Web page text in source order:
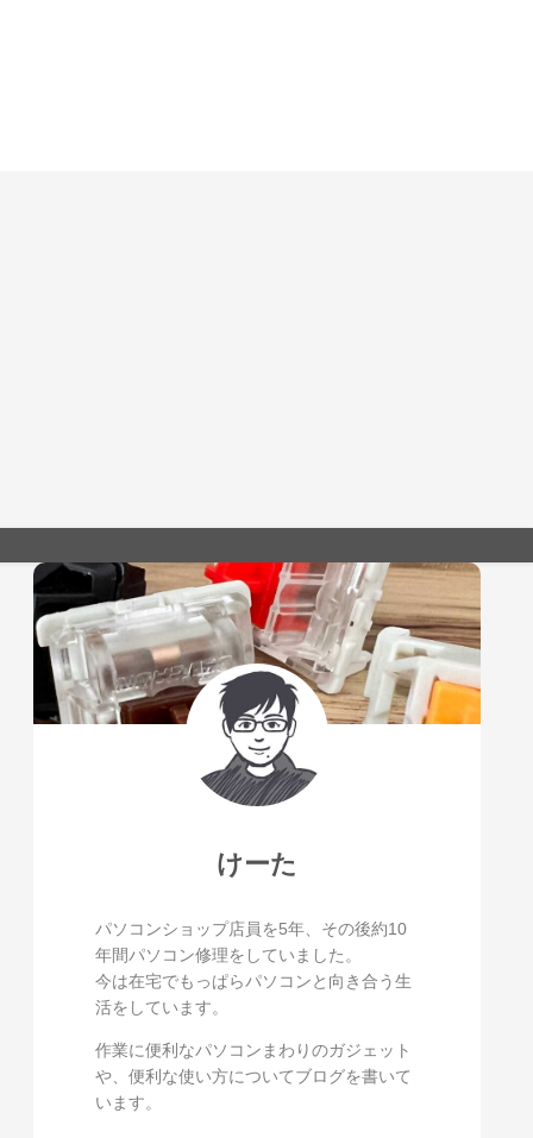
けーた
パソコンショップ店員を5年、その後約10
年間パソコン修理をしていました。
今は在宅でもっぱらパソコンと向き合う生
活をしています。
作業に便利なパソコンまわりのガジェット
や、便利な使い方についてブログを書いて
います。